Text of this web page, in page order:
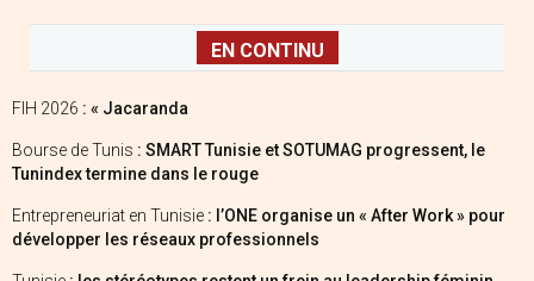
EN CONTINU
FIH 2026 : « Jacaranda
Bourse de Tunis : SMART Tunisie et SOTUMAG progressent, le
Tunindex termine dans le rouge
Entrepreneuriat en Tunisie : l’ONE organise un « After Work » pour
développer les réseaux professionnels